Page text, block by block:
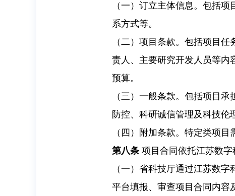
（一）订立主体信息。包括
系方式等。
（二）项目条款。包括项目
责人、主要研究开发人员等内
预算。
（三）一般条款。包括项目
防控、科研诚信管理及科技伦
（四）附加条款。特定类项目
第八条 项目合同依托江苏数字
（一）省科技厅通过江苏数
平台填报、审查项目合同内容